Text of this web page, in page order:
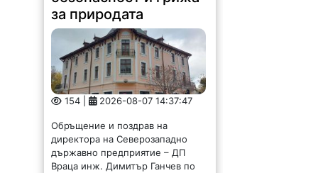
за природата
154 | 2026-08-07 14:37:47
Обръщение и поздрав на
директора на Северозападно
държавно предприятие – ДП
Враца инж. Димитър Ганчев по